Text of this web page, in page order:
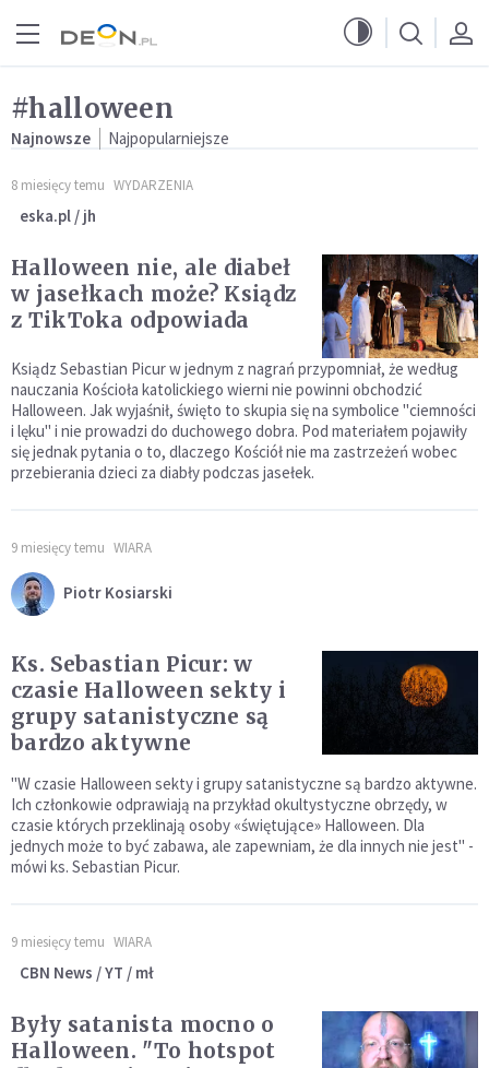
#halloween
Najnowsze Najpopularniejsze
8 miesięcy temu WYDARZENIA
eska.pl / jh
Halloween nie, ale diabeł
w jasełkach może? Ksiądz
z TikToka odpowiada
Ksiądz Sebastian Picur w jednym z nagrań przypomniał, że według
nauczania Kościoła katolickiego wierni nie powinni obchodzić
Halloween. Jak wyjaśnił, święto to skupia się na symbolice "ciemności
i lęku" i nie prowadzi do duchowego dobra. Pod materiałem pojawiły
się jednak pytania o to, dlaczego Kościół nie ma zastrzeżeń wobec
przebierania dzieci za diabły podczas jasełek.
9 miesięcy temu WIARA
Piotr Kosiarski
Ks. Sebastian Picur: w
czasie Halloween sekty i
grupy satanistyczne są
bardzo aktywne
"W czasie Halloween sekty i grupy satanistyczne są bardzo aktywne.
Ich członkowie odprawiają na przykład okultystyczne obrzędy, w
czasie których przeklinają osoby «świętujące» Halloween. Dla
jednych może to być zabawa, ale zapewniam, że dla innych nie jest" -
mówi ks. Sebastian Picur.
9 miesięcy temu WIARA
CBN News / YT / mł
Były satanista mocno o
Halloween. "To hotspot